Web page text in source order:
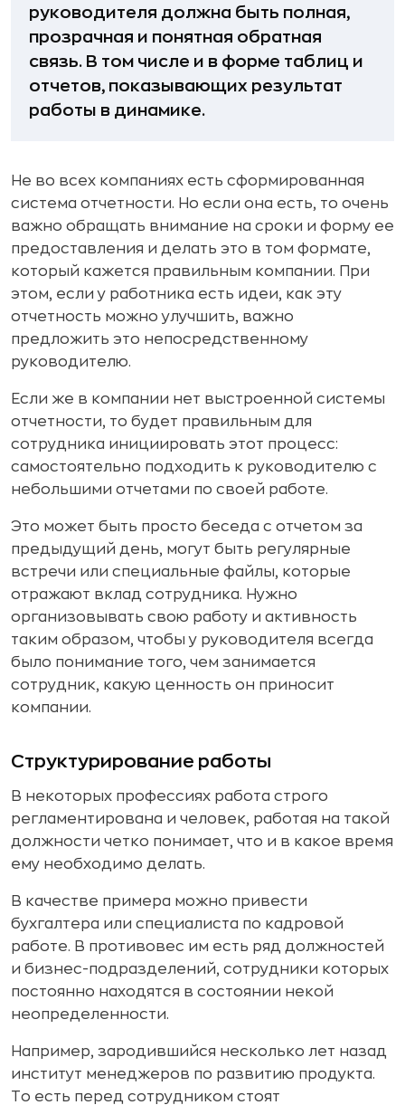
руководителя должна быть полная,
прозрачная и понятная обратная
связь. В том числе и в форме таблиц и
отчетов, показывающих результат
работы в динамике.
Не во всех компаниях есть сформированная
система отчетности. Но если она есть, то очень
важно обращать внимание на сроки и форму ее
предоставления и делать это в том формате,
который кажется правильным компании. При
этом, если у работника есть идеи, как эту
отчетность можно улучшить, важно
предложить это непосредственному
руководителю.
Если же в компании нет выстроенной системы
отчетности, то будет правильным для
сотрудника инициировать этот процесс:
самостоятельно подходить к руководителю с
небольшими отчетами по своей работе.
Это может быть просто беседа с отчетом за
предыдущий день, могут быть регулярные
встречи или специальные файлы, которые
отражают вклад сотрудника. Нужно
организовывать свою работу и активность
таким образом, чтобы у руководителя всегда
было понимание того, чем занимается
сотрудник, какую ценность он приносит
компании.
Структурирование работы
В некоторых профессиях работа строго
регламентирована и человек, работая на такой
должности четко понимает, что и в какое время
ему необходимо делать.
В качестве примера можно привести
бухгалтера или специалиста по кадровой
работе. В противовес им есть ряд должностей
и бизнес-подразделений, сотрудники которых
постоянно находятся в состоянии некой
неопределенности.
Например, зародившийся несколько лет назад
институт менеджеров по развитию продукта.
То есть перед сотрудником стоят